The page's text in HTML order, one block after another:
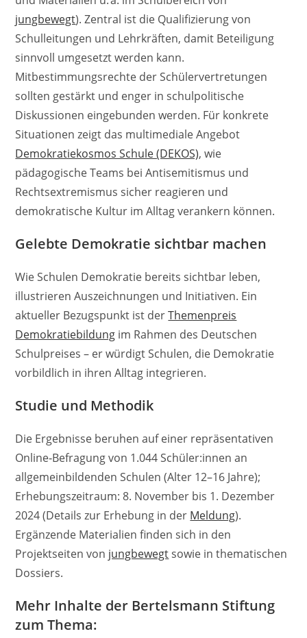
jungbewegt). Zentral ist die Qualifizierung von
Schulleitungen und Lehrkräften, damit Beteiligung
sinnvoll umgesetzt werden kann.
Mitbestimmungsrechte der Schülervertretungen
sollten gestärkt und enger in schulpolitische
Diskussionen eingebunden werden. Für konkrete
Situationen zeigt das multimediale Angebot
Demokratiekosmos Schule (DEKOS), wie
pädagogische Teams bei Antisemitismus und
Rechtsextremismus sicher reagieren und
demokratische Kultur im Alltag verankern können.
Gelebte Demokratie sichtbar machen
Wie Schulen Demokratie bereits sichtbar leben,
illustrieren Auszeichnungen und Initiativen. Ein
aktueller Bezugspunkt ist derThemenpreis
Demokratiebildung im Rahmen des Deutschen
Schulpreises – er würdigt Schulen, die Demokratie
vorbildlich in ihren Alltag integrieren.
Studie und Methodik
Die Ergebnisse beruhen auf einer repräsentativen
Online‑Befragung von 1.044 Schüler:innen an
allgemeinbildenden Schulen (Alter 12–16 Jahre);
Erhebungszeitraum: 8. November bis 1. Dezember
2024 (Details zur Erhebung in der Meldung).
Ergänzende Materialien finden sich in den
Projektseiten von jungbewegtsowie in thematischen
Dossiers.
Mehr Inhalte der Bertelsmann Stiftung
zum Thema: